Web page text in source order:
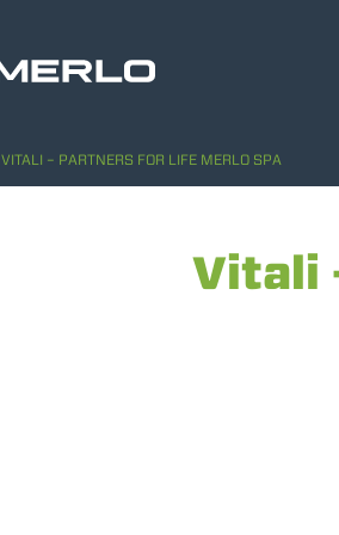
VITALI – PARTNERS FOR LIFE MERLO SPA
Vitali